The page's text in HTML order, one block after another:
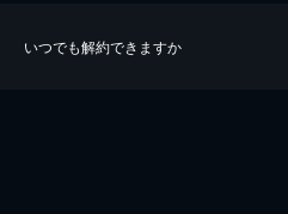
いつでも解約できますか